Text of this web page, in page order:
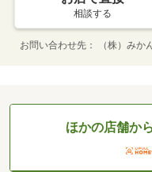
相談する
お問い合わせ先 （株）み
ほかの店舗か